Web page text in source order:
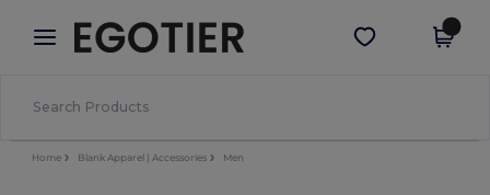
× Aplikace Egotier
Lepší ceny v aplikaci!
Stáhnout app
Home Blank Apparel | Accessories Men